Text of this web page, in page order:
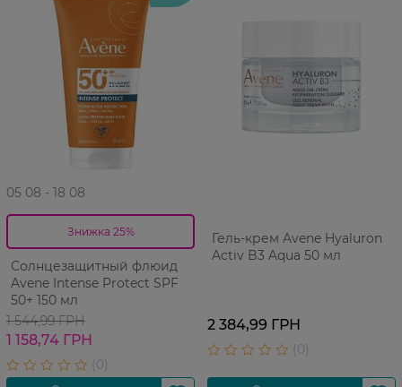
05 08 - 18 08
Знижка 25%
Солнцезащитный флюид
Avene Intense Protect SPF
50+ 150 мл
1 544,99 ГРН
1 158,74 ГРН
Гель-крем Avene Hyaluron
Activ B3 Aqua 50 мл
2 384,99 ГРН